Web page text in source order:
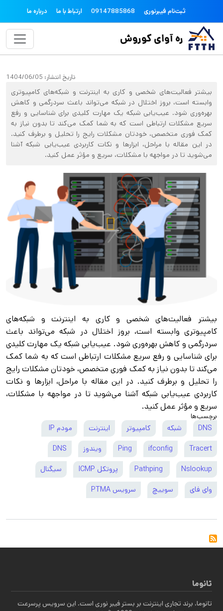
رفتن به محتوای اصلی topheader
درباره ما ارتباط با ما 09147885868 ثبت‌نام فیبرنوری
ره آوای کوروش
تاریخ انتشار: 1404/06/05
بیشتر فعالیت‌های شخصی و کاری به اینترنت و شبکه‌های کامپیوتری
وابسته است، بروز اختلال در شبکه می‌تواند باعث سردرگمی و کاهش
بهره‌وری شود. عیب‌یابی شبکه یک مهارت کلیدی برای شناسایی و رفع
سریع مشکلات ارتباطی است که به شما کمک می‌کند تا بدون نیاز به
کمک فوری متخصص، خودتان مشکلات رایج را تحلیل و برطرف کنید.
در این مقاله با مراحل، ابزارها و نکات کاربردی عیب‌یابی شبکه آشنا
می‌شوید تا در مواجهه با مشکلات، سریع و مؤثر عمل کنید.
بیشتر فعالیت‌های شخصی و کاری به اینترنت و شبکه‌های
کامپیوتری وابسته است، بروز اختلال در شبکه می‌تواند باعث
سردرگمی و کاهش بهره‌وری شود. عیب‌یابی شبکه یک مهارت کلیدی
برای شناسایی و رفع سریع مشکلات ارتباطی است که به شما کمک
می‌کند تا بدون نیاز به کمک فوری متخصص، خودتان مشکلات رایج
را تحلیل و برطرف کنید. در این مقاله با مراحل، ابزارها و نکات
کاربردی عیب‌یابی شبکه آشنا می‌شوید تا در مواجهه با مشکلات،
سریع و مؤثر عمل کنید.
برچسب‌ها
DNS شبکه کامپیوتر اینترنت مودم IP
Tracert
ifconfig
Ping ویندوز DNS
Nslookup پروتکل ICMP سیگنال
وای فای سوییچ سرویس PTMA
تانوما
تانوما، برند تجاری اینترنت بر بستر فیبر نوری است. این سرویس پرسرعت